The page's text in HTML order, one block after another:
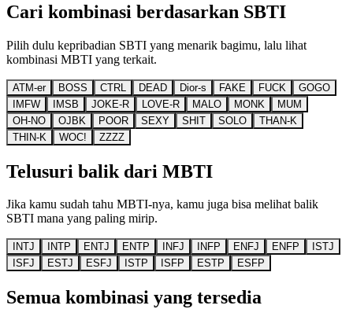
Cari kombinasi berdasarkan SBTI
Pilih dulu kepribadian SBTI yang menarik bagimu, lalu lihat
kombinasi MBTI yang terkait.
ATM-er BOSS CTRL DEAD Dior-s FAKE FUCK
GOGO
IMFW
IMSB JOKE-R LOVE-R MALO MONK
MUM
OH-NO
OJBK POOR SEXY SHIT SOLO
THAN-K
THIN-K
WOC! ZZZZ
Telusuri balik dari MBTI
Jika kamu sudah tahu MBTI-nya, kamu juga bisa melihat balik
SBTI mana yang paling mirip.
INTJ INTP ENTJ ENTP INFJ INFP ENFJ ENFP
ISTJ
ISFJ
ESTJ ESFJ ISTP ISFP ESTP ESFP
Semua kombinasi yang tersedia